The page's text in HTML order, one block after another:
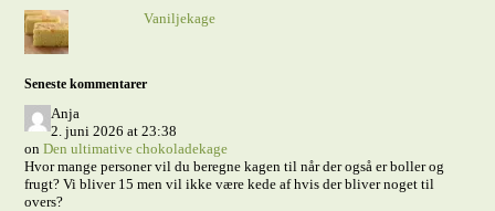
Vaniljekage
Seneste kommentarer
Anja
2. juni 2026 at 23:38
onDen ultimative chokoladekage
Hvor mange personer vil du beregne kagen til når der også er boller og
frugt? Vi bliver 15 men vil ikke være kede af hvis der bliver noget til
overs?